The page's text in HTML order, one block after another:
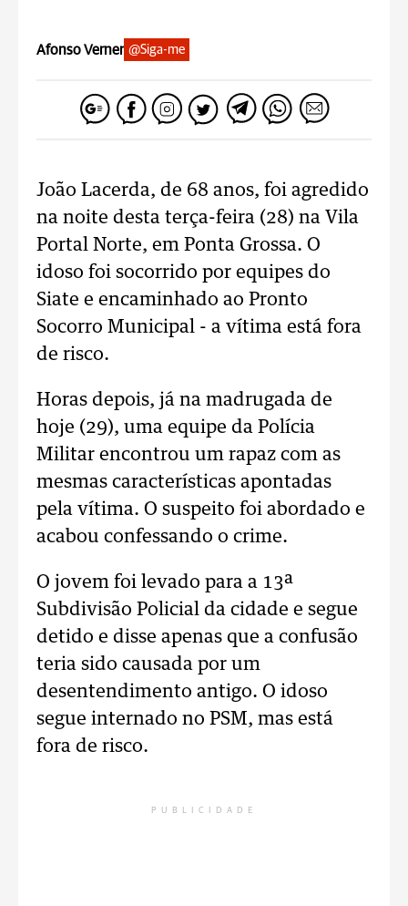
Afonso Verner @Siga-me
João Lacerda, de 68 anos, foi agredido
na noite desta terça-feira (28) na Vila
Portal Norte, em Ponta Grossa. O
idoso foi socorrido por equipes do
Siate e encaminhado ao Pronto
Socorro Municipal - a vítima está fora
de risco.
Horas depois, já na madrugada de
hoje (29), uma equipe da Polícia
Militar encontrou um rapaz com as
mesmas características apontadas
pela vítima. O suspeito foi abordado e
acabou confessando o crime.
O jovem foi levado para a 13ª
Subdivisão Policial da cidade e segue
detido e disse apenas que a confusão
teria sido causada por um
desentendimento antigo. O idoso
segue internado no PSM, mas está
fora de risco.
PUBLICIDADE